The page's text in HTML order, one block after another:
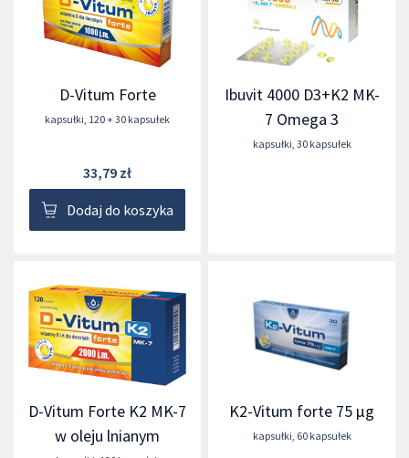
D-Vitum Forte
kapsułki, 120 + 30 kapsułek
33,79 zł
Dodaj do koszyka
Ibuvit 4000 D3+K2 MK-
7 Omega 3
kapsułki, 30 kapsułek
D-Vitum Forte K2 MK-7
w oleju lnianym
K2-Vitum forte 75 μg
kapsułki, 60 kapsułek